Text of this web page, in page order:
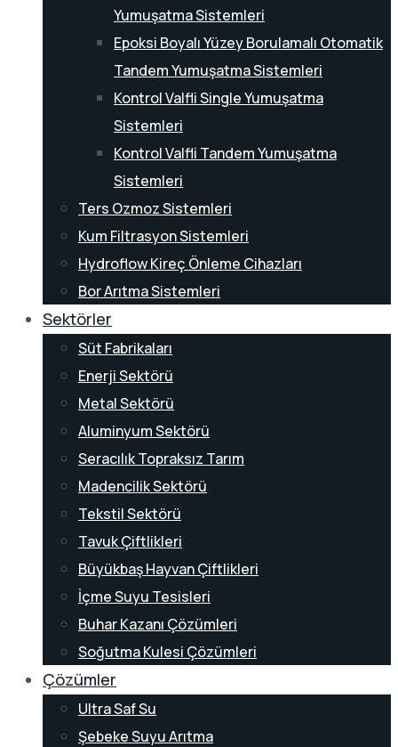
Yumuşatma Sistemleri
Epoksi Boyalı Yüzey Borulamalı Otomatik
Tandem Yumuşatma Sistemleri
Kontrol Valfli Single Yumuşatma
Sistemleri
Kontrol Valfli Tandem Yumuşatma
Sistemleri
Ters Ozmoz Sistemleri
Kum Filtrasyon Sistemleri
Hydroflow Kireç Önleme Cihazları
Bor Arıtma Sistemleri
Sektörler
Süt Fabrikaları
Enerji Sektörü
Metal Sektörü
Aluminyum Sektörü
Seracılık Topraksız Tarım
Madencilik Sektörü
Tekstil Sektörü
Tavuk Çiftlikleri
Büyükbaş Hayvan Çiftlikleri
İçme Suyu Tesisleri
Buhar Kazanı Çözümleri
Soğutma Kulesi Çözümleri
Çözümler
Ultra Saf Su
Şebeke Suyu Arıtma